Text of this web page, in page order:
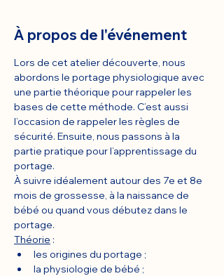
À propos de l'événement
Lors de cet atelier découverte, nous
abordons le portage physiologique avec
une partie théorique pour rappeler les
bases de cette méthode. C’est aussi
l’occasion de rappeler les règles de
sécurité. Ensuite, nous passons à la
partie pratique pour l’apprentissage du
portage.
À suivre idéalement autour des 7e et 8e
mois de grossesse, à la naissance de
bébé ou quand vous débutez dans le
portage.
Théorie :
les origines du portage ;
la physiologie de bébé ;